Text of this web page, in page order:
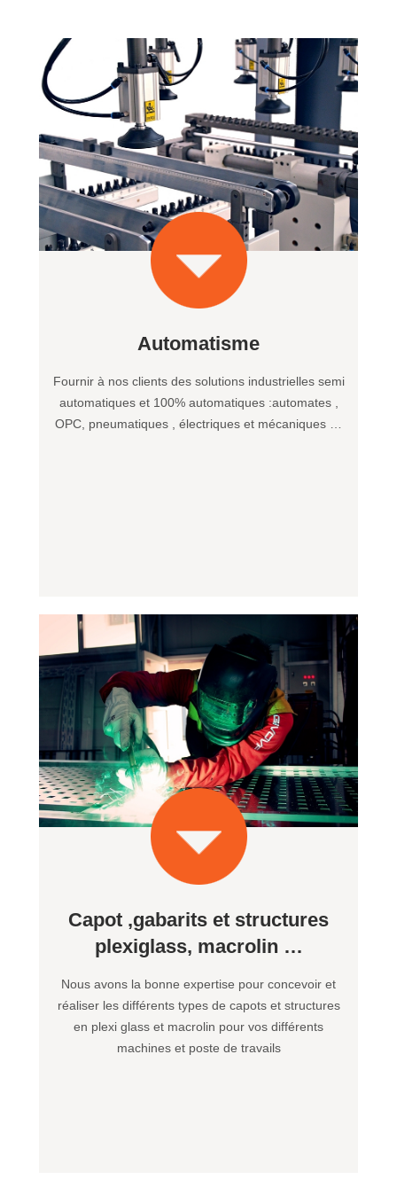
Automatisme
Fournir à nos clients des solutions industrielles semi
automatiques et 100% automatiques :automates ,
OPC, pneumatiques , électriques et mécaniques …
Capot ,gabarits et structures
plexiglass, macrolin …
Nous avons la bonne expertise pour concevoir et
réaliser les différents types de capots et structures
en plexi glass et macrolin pour vos différents
machines et poste de travails